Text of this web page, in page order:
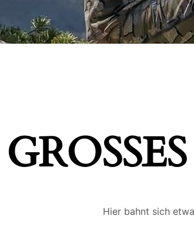
Hier bahnt sich